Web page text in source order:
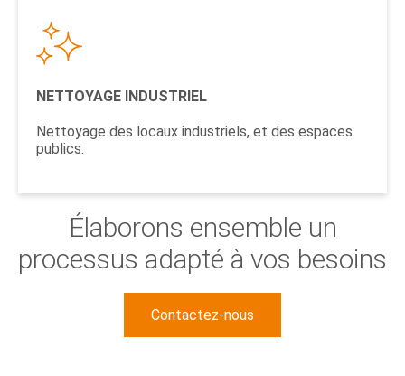
NETTOYAGE INDUSTRIEL
Nettoyage des locaux industriels, et des espaces
publics.
Élaborons ensemble un
processus adapté à vos besoins
Contactez-nous